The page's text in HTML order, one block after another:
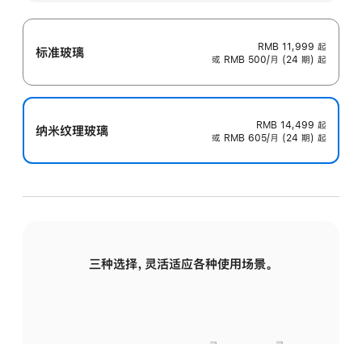
标准玻璃 RMB 11,999 起
或 RMB 500/月 (24 期) 起
纳米纹理玻璃 RMB 14,499 起
或 RMB 605/月 (24 期) 起
三种选择，灵活适应各种使用场景。